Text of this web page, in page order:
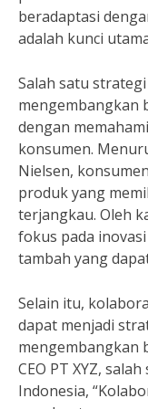
beradaptasi
adalah kunci
Salah satu
mengembangkan
dengan
konsumen.
Nielsen,
produk yang
terjangkau. Oleh
fokus pada
tambah yang
Selain itu,
dapat menjadi
mengembangkan
CEO PT XYZ,
Indonesia,